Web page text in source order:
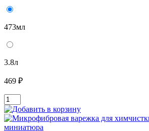
473мл
3.8л
469 ₽